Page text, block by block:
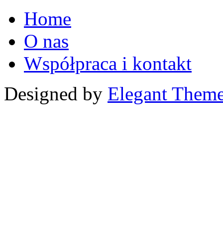
Home
O nas
Współpraca i kontakt
Designed by Elegant